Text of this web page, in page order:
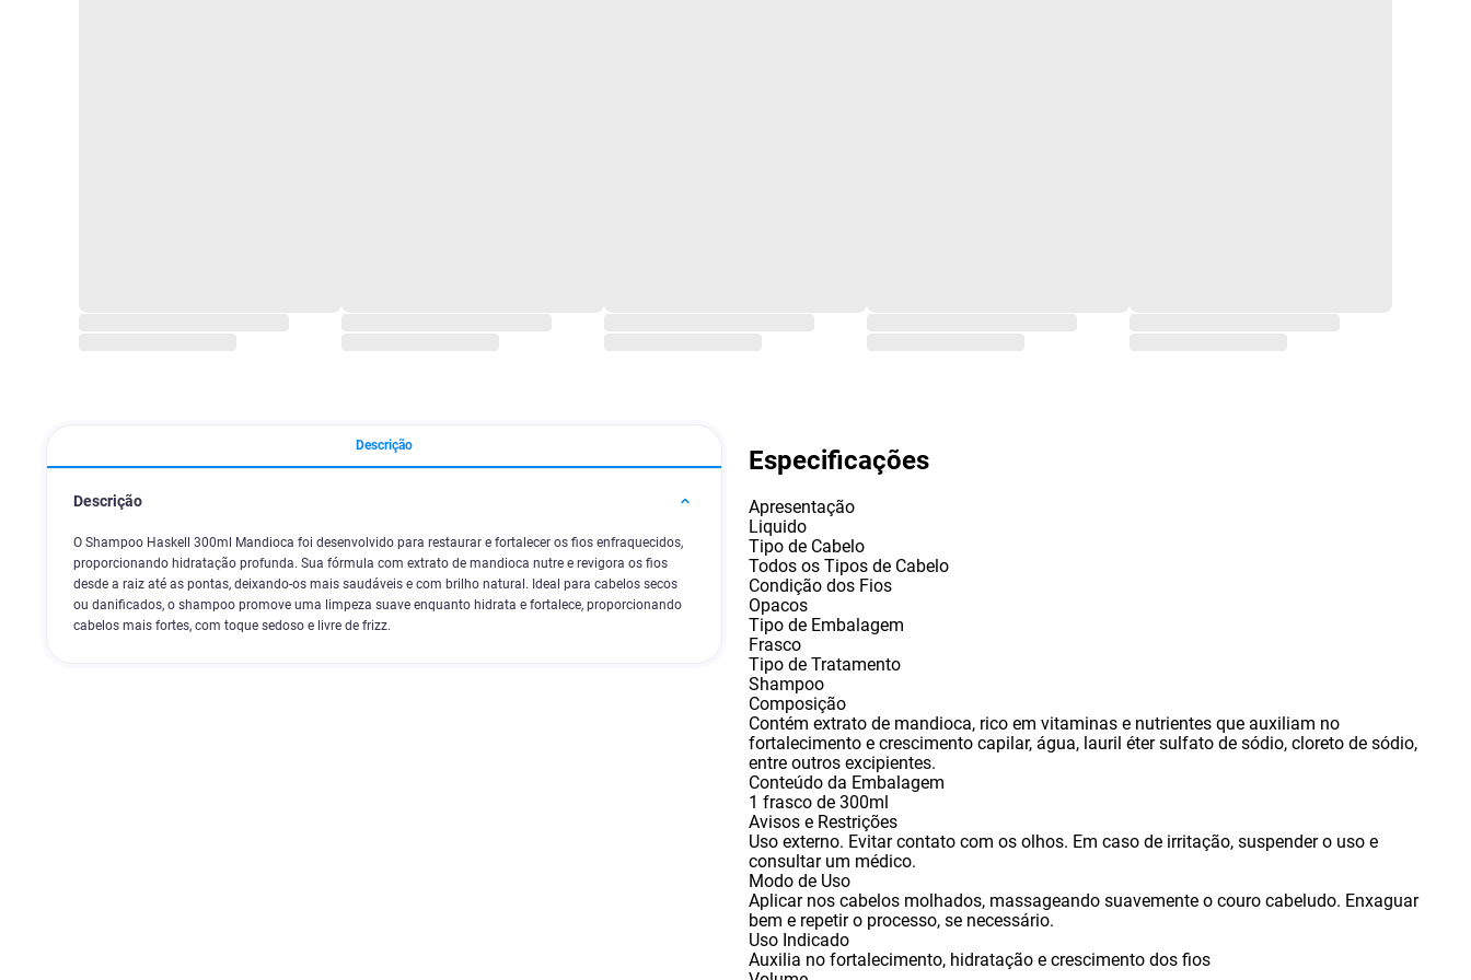
Descrição
Descrição
O Shampoo Haskell 300ml Mandioca foi desenvolvido para restaurar e fortalecer os fios enfraquecidos,
proporcionando hidratação profunda. Sua fórmula com extrato de mandioca nutre e revigora os fios
desde a raiz até as pontas, deixando-os mais saudáveis e com brilho natural. Ideal para cabelos secos
ou danificados, o shampoo promove uma limpeza suave enquanto hidrata e fortalece, proporcionando
cabelos mais fortes, com toque sedoso e livre de frizz.
Especificações
Apresentação
Liquido
Tipo de Cabelo
Todos os Tipos de Cabelo
Condição dos Fios
Opacos
Tipo de Embalagem
Frasco
Tipo de Tratamento
Shampoo
Composição
Contém extrato de mandioca, rico em vitaminas e nutrientes que auxiliam no
fortalecimento e crescimento capilar, água, lauril éter sulfato de sódio, cloreto de sódio,
entre outros excipientes.
Conteúdo da Embalagem
1 frasco de 300ml
Avisos e Restrições
Uso externo. Evitar contato com os olhos. Em caso de irritação, suspender o uso e
consultar um médico.
Modo de Uso
Aplicar nos cabelos molhados, massageando suavemente o couro cabeludo. Enxaguar
bem e repetir o processo, se necessário.
Uso Indicado
Auxilia no fortalecimento, hidratação e crescimento dos fios